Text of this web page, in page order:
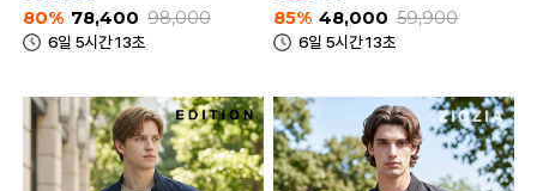
80% 78,400 98,000
6일 5시간 13초
85% 48,000 59,900
6일 5시간 13초